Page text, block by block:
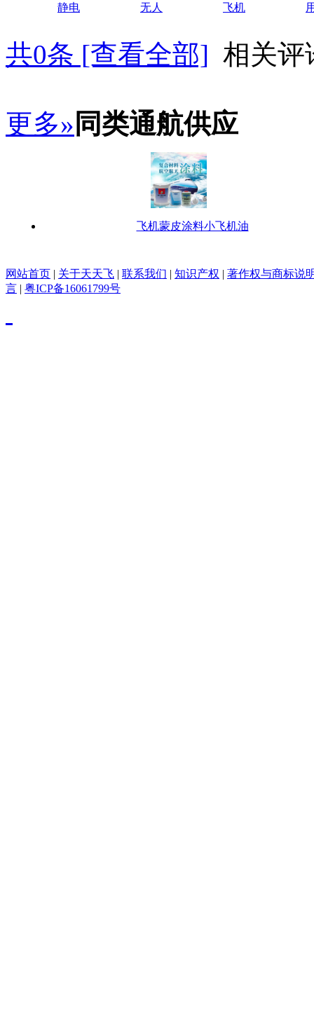
静电
无人
飞机
共0条 [查看全部] 相关评
更多» 同类通航供应
飞机蒙皮涂料小飞机油
网站首页 | 关于天天飞 | 联系我们 | 知识产权 | 著作权与商标说
言 | 粤ICP备16061799号